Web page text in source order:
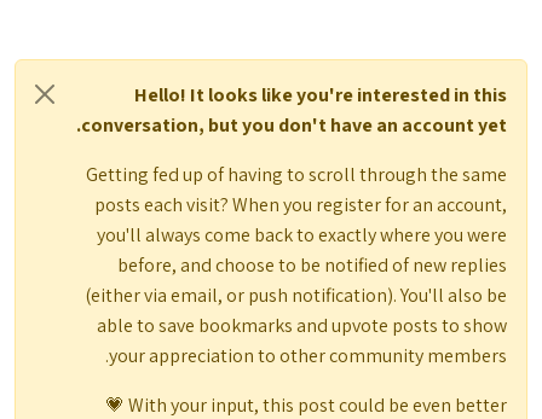
Hello! It looks like you're interested in this
conversation, but you don't have an account yet.
Getting fed up of having to scroll through the same
posts each visit? When you register for an account,
you'll always come back to exactly where you were
before, and choose to be notified of new replies
(either via email, or push notification). You'll also be
able to save bookmarks and upvote posts to show
your appreciation to other community members.
With your input, this post could be even better 💗